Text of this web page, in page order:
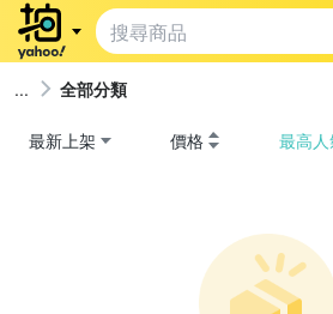
全部分類
最新上架 價格 最高